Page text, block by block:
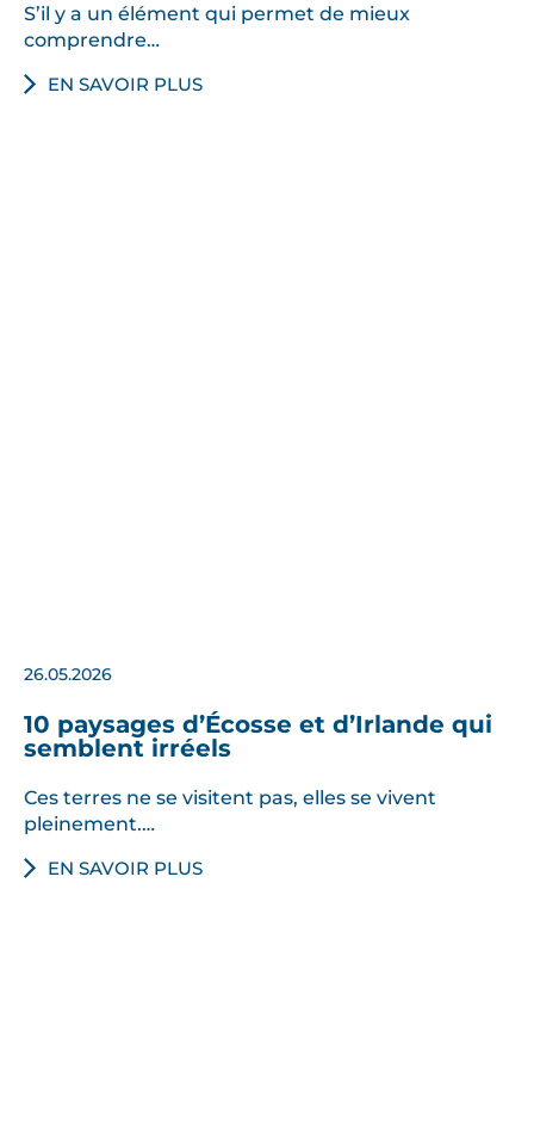
S’il y a un élément qui permet de mieux
comprendre…
EN SAVOIR PLUS
26.05.2026
10 paysages d’Écosse et d’Irlande qui
semblent irréels
Ces terres ne se visitent pas, elles se vivent
pleinement.…
EN SAVOIR PLUS